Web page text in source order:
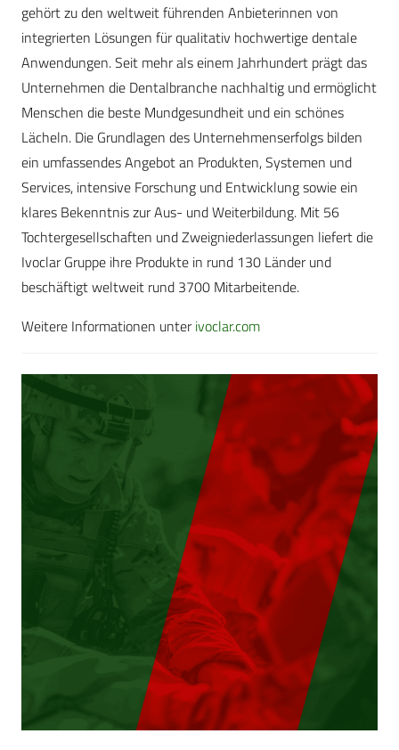
gehört zu den weltweit führenden Anbieterinnen von
integrierten Lösungen für qualitativ hochwertige dentale
Anwendungen. Seit mehr als einem Jahrhundert prägt das
Unternehmen die Dentalbranche nachhaltig und ermöglicht
Menschen die beste Mundgesundheit und ein schönes
Lächeln. Die Grundlagen des Unternehmenserfolgs bilden
ein umfassendes Angebot an Produkten, Systemen und
Services, intensive Forschung und Entwicklung sowie ein
klares Bekenntnis zur Aus- und Weiterbildung. Mit 56
Tochtergesellschaften und Zweigniederlassungen liefert die
Ivoclar Gruppe ihre Produkte in rund 130 Länder und
beschäftigt weltweit rund 3700 Mitarbeitende.
Weitere Informationen unterivoclar.com